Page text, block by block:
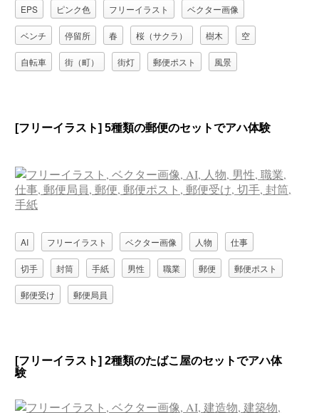
EPS ピンク色 フリーイラスト ベクター画像
ベンチ 停留所 春 桜（サクラ） 樹木 空
自転車 街（町） 街灯 郵便ポスト 風景
[フリーイラスト] 5種類の郵便のセットでアハ体験
AI フリーイラスト ベクター画像 人物 仕事
切手 封筒 手紙 男性 職業 郵便 郵便ポスト
郵便受け 郵便局員
[フリーイラスト] 2種類のたばこ屋のセットでアハ体
験